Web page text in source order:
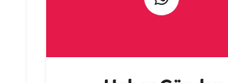
Ses getirecek bir haber mi